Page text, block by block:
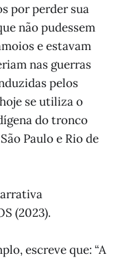
por perder sua
não pudessem
e estavam
nas guerras
pelos
se utiliza o
do tronco
Paulo e Rio de
(2023).
escreve que: “A